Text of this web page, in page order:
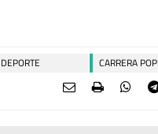
CARRERA